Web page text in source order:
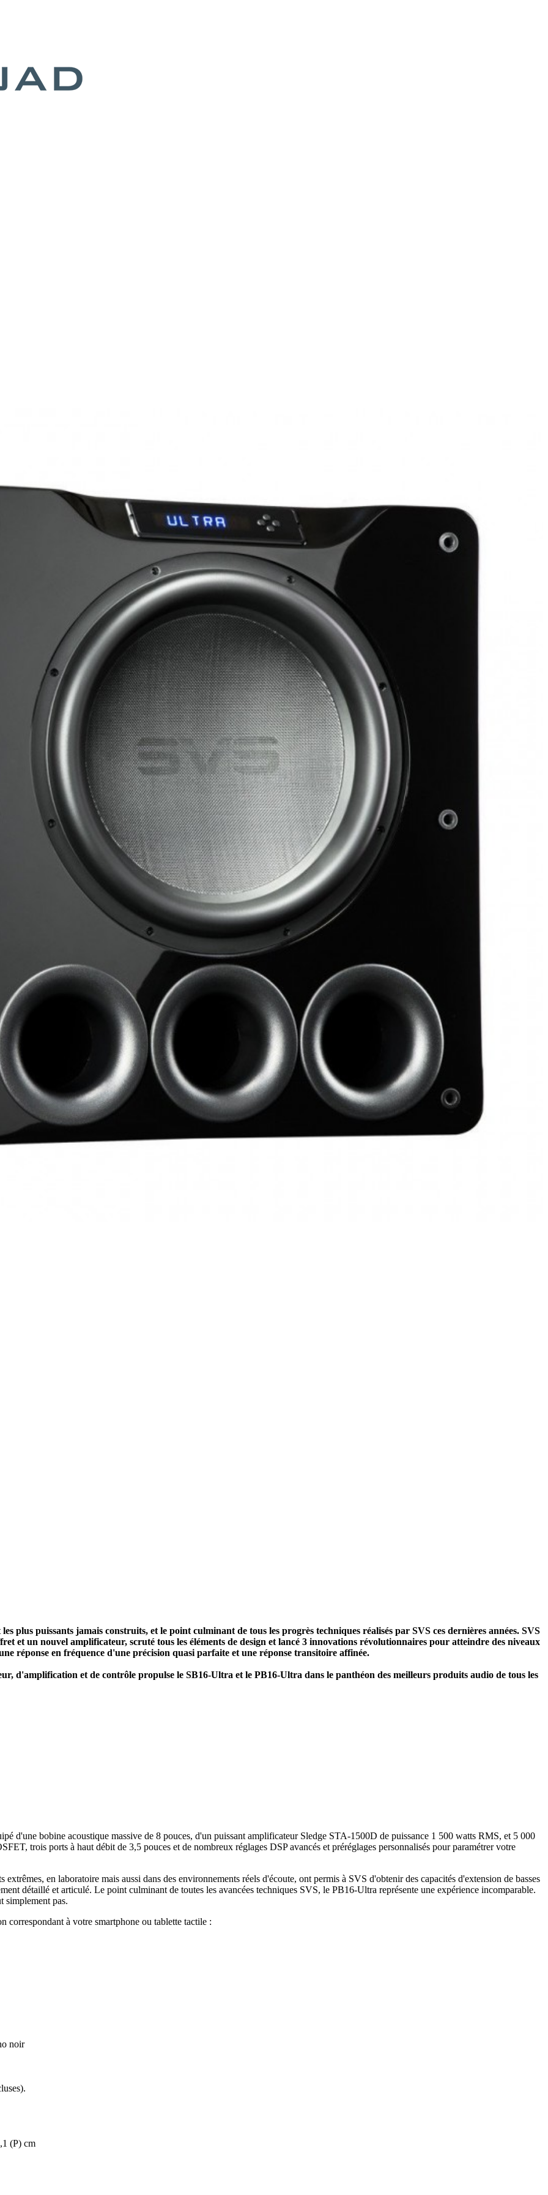
plus puissants jamais construits, et le point culminant de tous les progrès techniques réalisés par SVS ces dernières années. SVS
et un nouvel amplificateur, scruté tous les éléments de design et lancé 3 innovations révolutionnaires pour atteindre des niveaux
réponse en fréquence d'une précision quasi parfaite et une réponse transitoire affinée.
d'amplification et de contrôle propulse le SB16-Ultra et le PB16-Ultra dans le panthéon des meilleurs produits audio de tous les
d'une bobine acoustique massive de 8 pouces, d'un puissant amplificateur Sledge STA-1500D de puissance 1 500 watts RMS, et 5 000
trois ports à haut débit de 3,5 pouces et de nombreux réglages DSP avancés et préréglages personnalisés pour paramétrer votre
en laboratoire mais aussi dans des environnements réels d'écoute, ont permis à SVS d'obtenir des capacités d'extension de basses
détaillé et articulé. Le point culminant de toutes les avancées techniques SVS, le PB16-Ultra représente une expérience incomparable.
simplement pas.
à votre smartphone ou tablette tactile :
noir
(P) cm